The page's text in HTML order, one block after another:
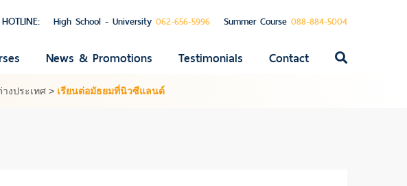
High School - University 062-656-5996 Summer Course 088-884-5004
News & Promotions Testimonials Contact
สำหรับ:
งประเทศ > เรียนต่อมัธยมที่นิวซีแลนด์